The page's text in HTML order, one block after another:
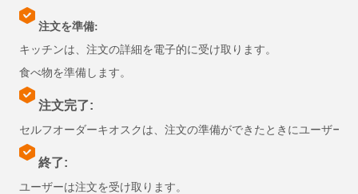
注文を準備:
キッチンは、注文の詳細を電子的に受け取ります。
食べ物を準備します。
注文完了:
セルフオーダーキオスクは、注文の準備ができたときにユーザー
終了:
ユーザーは注文を受け取ります。